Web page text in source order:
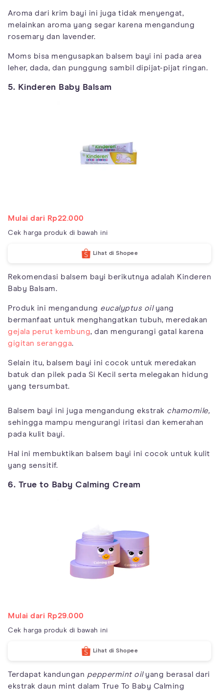
Aroma dari krim bayi ini juga tidak menyengat,
melainkan aroma yang segar karena mengandung
rosemary dan lavender.
Moms bisa mengusapkan balsem bayi ini pada area
leher, dada, dan punggung sambil dipijat-pijat ringan.
5. Kinderen Baby Balsam
Mulai dari Rp22.000
Cek harga produk di bawah ini
Lihat di Shopee
Rekomendasi balsem bayi berikutnya adalah Kinderen
Baby Balsam.
Produk ini mengandung eucalyptus oilyang
bermanfaat untuk menghangatkan tubuh, meredakan
gejala perut kembung, dan mengurangi gatal karena
gigitan serangga.
Selain itu, balsem bayi ini cocok untuk meredakan
batuk dan pilek pada Si Kecil serta melegakan hidung
yang tersumbat.
Balsem bayi ini juga mengandung ekstrak chamomile,
sehingga mampu mengurangi iritasi dan kemerahan
pada kulit bayi.
Hal ini membuktikan balsem bayi ini cocok untuk kulit
yang sensitif.
6. True to Baby Calming Cream
Mulai dari Rp29.000
Cek harga produk di bawah ini
Lihat di Shopee
Terdapat kandungan peppermint oilyang berasal dari
ekstrak daun mint dalam True To Baby Calming